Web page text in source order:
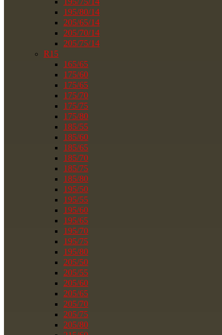
195/80/14
205/65/14
205/70/14
205/75/14
R15
165/65
175/60
175/65
175/70
175/75
175/80
185/55
185/60
185/65
185/70
185/75
185/80
195/50
195/55
195/60
195/65
195/70
195/75
195/80
205/50
205/55
205/60
205/65
205/70
205/75
205/80